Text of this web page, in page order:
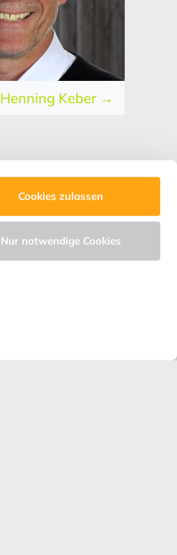
Cookies zulassen
Nur notwendige Cookies
Henning Keber →